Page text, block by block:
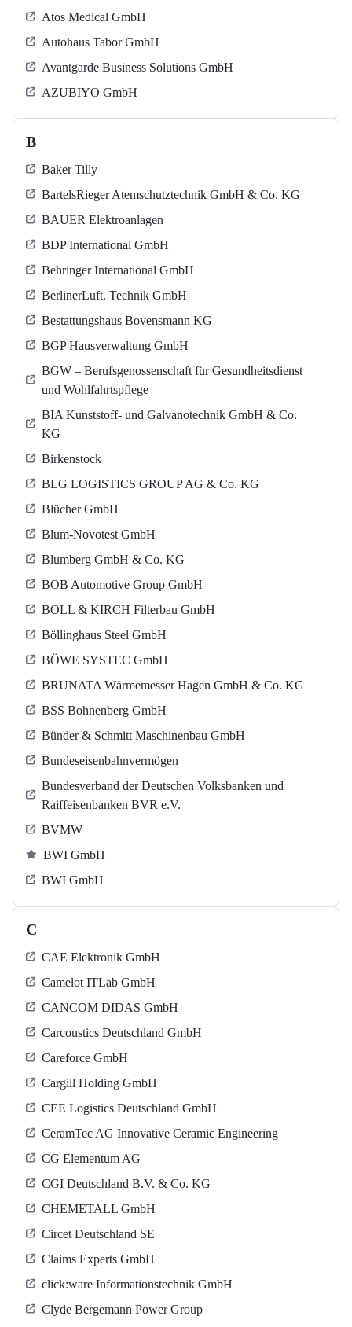
Atos Medical GmbH
Autohaus Tabor GmbH
Avantgarde Business Solutions GmbH
AZUBIYO GmbH
B
Baker Tilly
BartelsRieger Atemschutztechnik GmbH & Co. KG
BAUER Elektroanlagen
BDP International GmbH
Behringer International GmbH
BerlinerLuft. Technik GmbH
Bestattungshaus Bovensmann KG
BGP Hausverwaltung GmbH
BGW – Berufsgenossenschaft für Gesundheitsdienst
und Wohlfahrtspflege
BIA Kunststoff- und Galvanotechnik GmbH & Co.
KG
Birkenstock
BLG LOGISTICS GROUP AG & Co. KG
Blücher GmbH
Blum-Novotest GmbH
Blumberg GmbH & Co. KG
BOB Automotive Group GmbH
BOLL & KIRCH Filterbau GmbH
Böllinghaus Steel GmbH
BÖWE SYSTEC GmbH
BRUNATA Wärmemesser Hagen GmbH & Co. KG
BSS Bohnenberg GmbH
Bünder & Schmitt Maschinenbau GmbH
Bundeseisenbahnvermögen
Bundesverband der Deutschen Volksbanken und
Raiffeisenbanken BVR e.V.
BVMW
BWI GmbH
BWI GmbH
C
CAE Elektronik GmbH
Camelot ITLab GmbH
CANCOM DIDAS GmbH
Carcoustics Deutschland GmbH
Careforce GmbH
Cargill Holding GmbH
CEE Logistics Deutschland GmbH
CeramTec AG Innovative Ceramic Engineering
CG Elementum AG
CGI Deutschland B.V. & Co. KG
CHEMETALL GmbH
Circet Deutschland SE
Claims Experts GmbH
click:ware Informationstechnik GmbH
Clyde Bergemann Power Group